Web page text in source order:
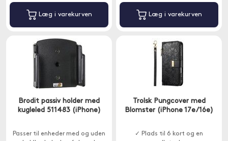
Læg i varekurven Læg i varekurven
Brodit passiv holder med
kugleled 511483 (iPhone)
Passer til enheder med og uden
Trolsk Pungcover med
Blomster (iPhone 17e/16e)
✓ Plads til 6 kort og en